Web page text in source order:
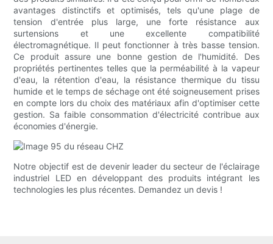
avantages distinctifs et optimisés, tels qu'une plage de
tension d'entrée plus large, une forte résistance aux
surtensions et une excellente compatibilité
électromagnétique. Il peut fonctionner à très basse tension.
Ce produit assure une bonne gestion de l'humidité. Des
propriétés pertinentes telles que la perméabilité à la vapeur
d'eau, la rétention d'eau, la résistance thermique du tissu
humide et le temps de séchage ont été soigneusement prises
en compte lors du choix des matériaux afin d'optimiser cette
gestion. Sa faible consommation d'électricité contribue aux
économies d'énergie.
Notre objectif est de devenir leader du secteur de l'éclairage
industriel LED en développant des produits intégrant les
technologies les plus récentes. Demandez un devis !